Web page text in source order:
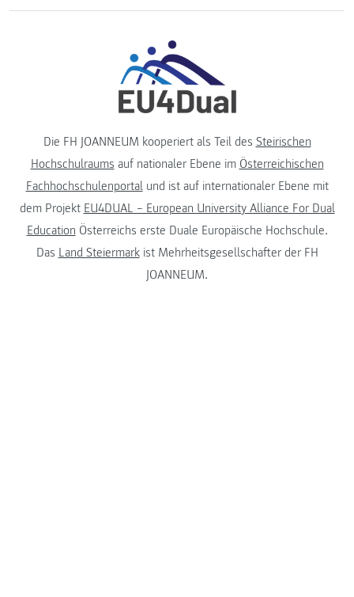
Die FH JOANNEUM kooperiert als Teil des Steirischen
Hochschulraums auf nationaler Ebene im Österreichischen
Fachhochschulenportalund ist auf internationaler Ebene mit
dem Projekt EU4DUAL – European University Alliance For Dual
Education Österreichs erste Duale Europäische Hochschule.
Das Land Steiermarkist Mehrheitsgesellschafter der FH
JOANNEUM.